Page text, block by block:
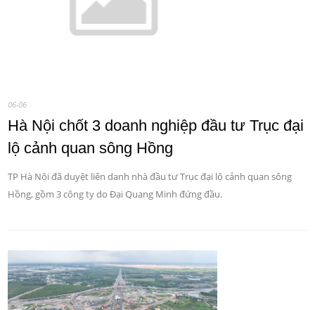
06-06
Hà Nội chốt 3 doanh nghiệp đầu tư Trục đại
lộ cảnh quan sông Hồng
TP Hà Nội đã duyệt liên danh nhà đầu tư Trục đại lộ cảnh quan sông
Hồng, gồm 3 công ty do Đại Quang Minh đứng đầu.